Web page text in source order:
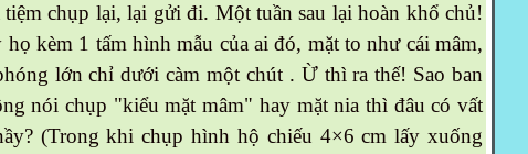
chụp lại, lại gửi đi. Một tuần sau lại hoàn khổ chủ!
họ kèm 1 tấm hình mẫu của ai đó, mặt to như cái mâm,
lớn chỉ dưới càm một chút . Ừ thì ra thế! Sao ban
nói chụp "kiểu mặt mâm" hay mặt nia thì đâu có vất
(Trong khi chụp hình hộ chiếu 4×6 cm lấy xuống